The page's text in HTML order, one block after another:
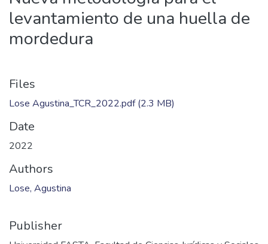
&
Collections
All of DSpace
levantamiento de una huella de
mordedura
Files
Lose Agustina_TCR_2022.pdf(2.3 MB)
Date
2022
Authors
Lose, Agustina
Publisher